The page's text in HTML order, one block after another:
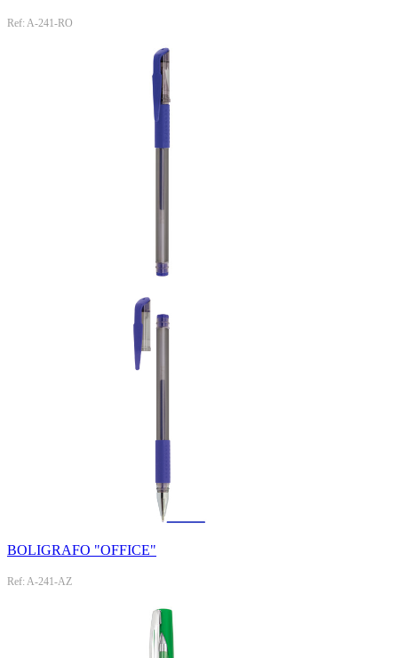
Ref: A-241-RO
BOLIGRAFO "OFFICE"
Ref: A-241-AZ